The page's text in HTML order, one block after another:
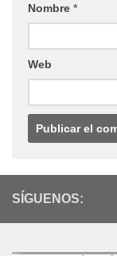
Nombre *
Web
SÍGUENOS: